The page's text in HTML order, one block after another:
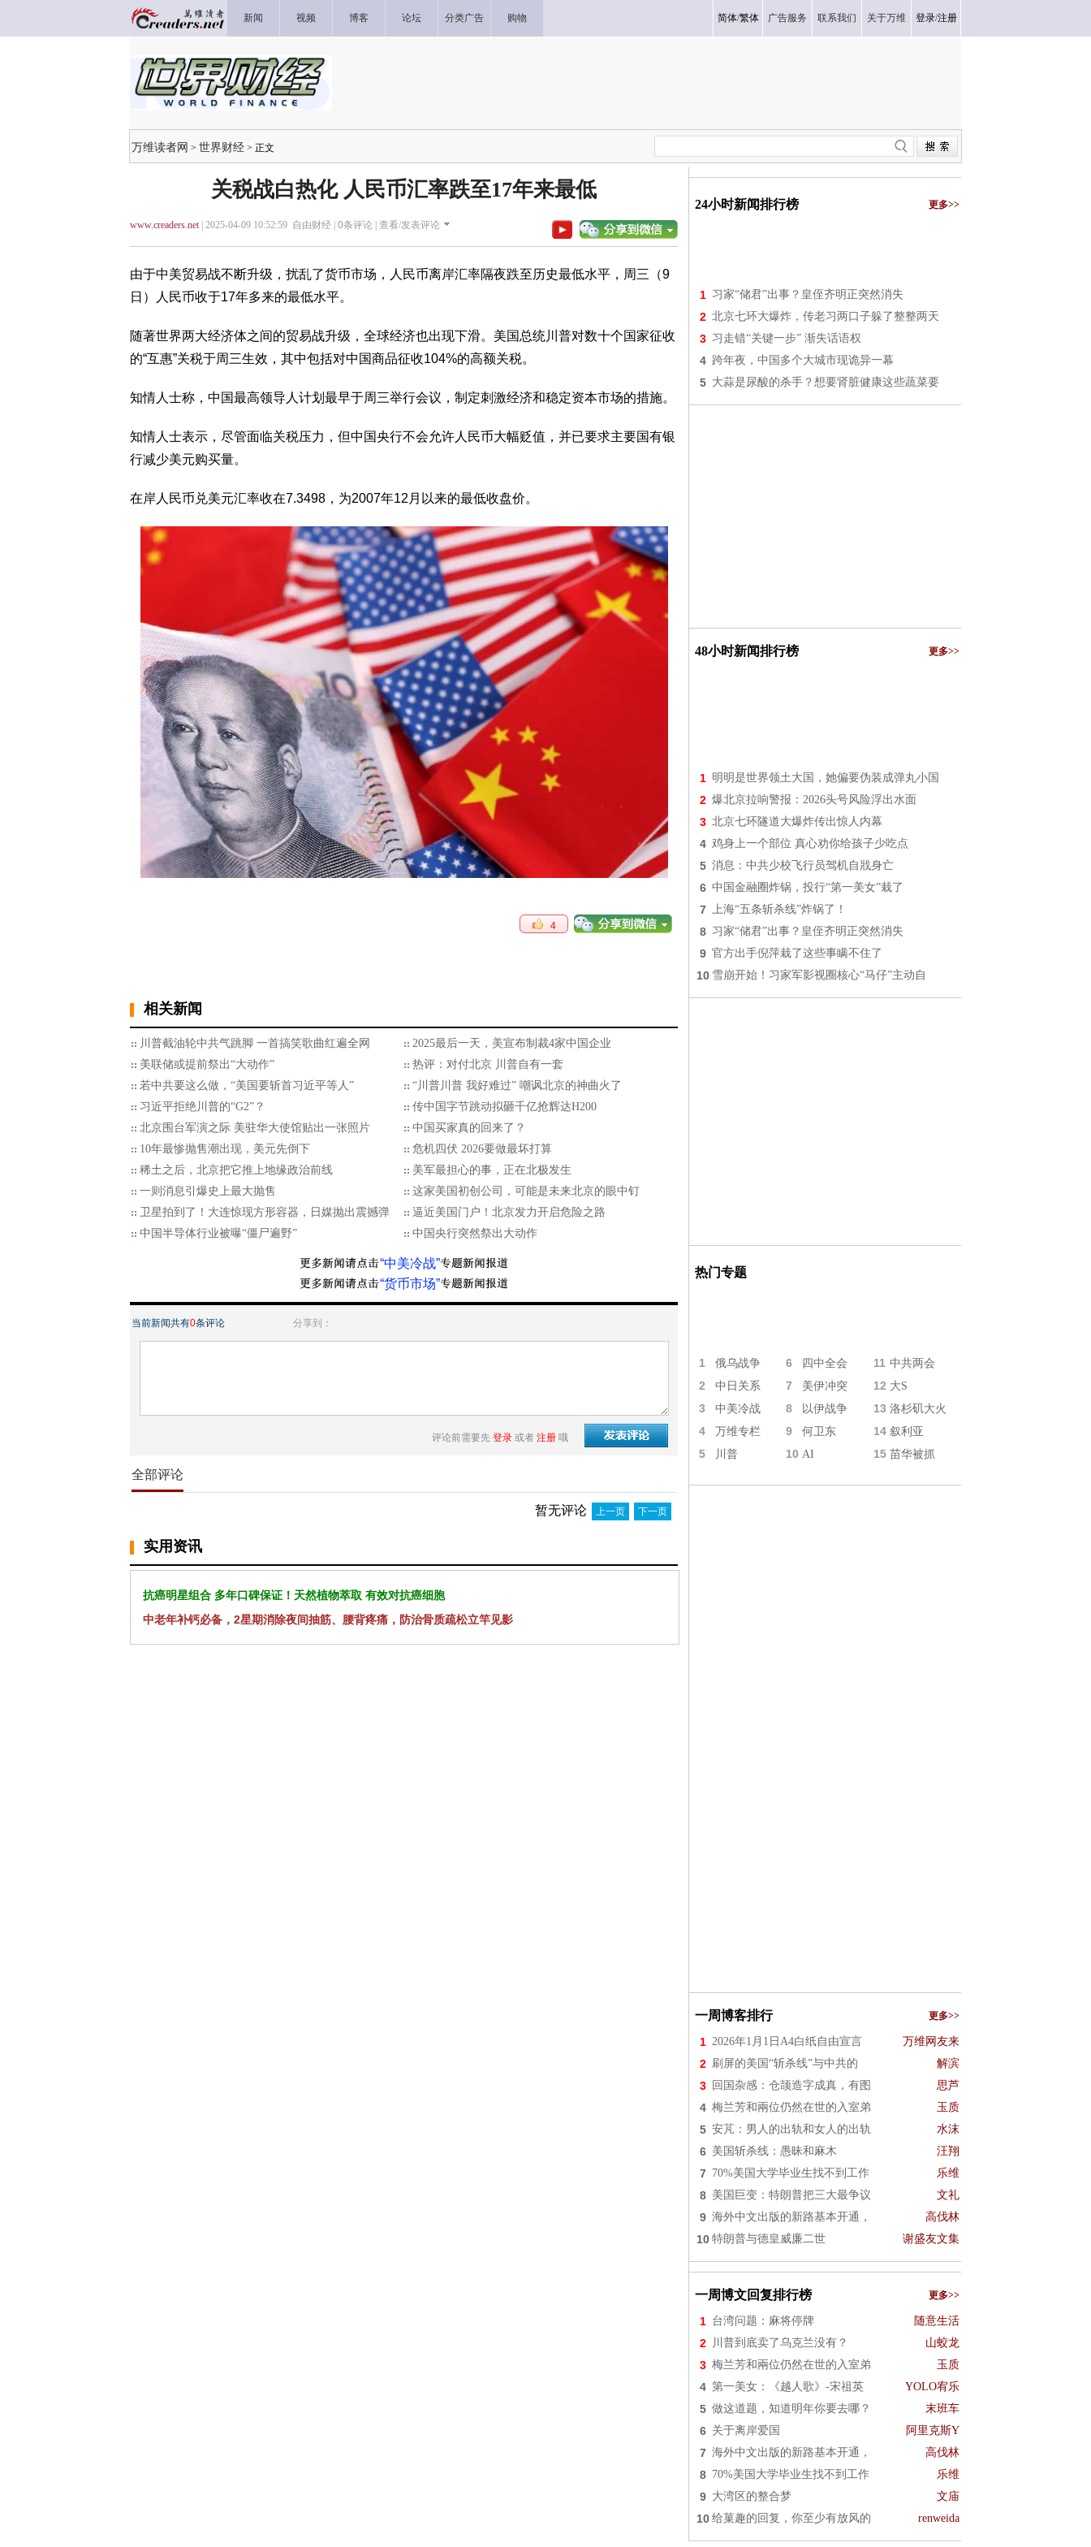
新闻 视频 博客 论坛 分类广告 购物 简体/繁体 广告服务 联系我们 关于万维 登录/注册
万维读者网 > 世界财经 > 正文
关税战白热化 人民币汇率跌至17年来最低
www.creaders.net| 2025-04-09 10:52:59 自由财经 | 0条评论 | 查看/发表评论
由于中美贸易战不断升级，扰乱了货币市场，人民币离岸汇率隔夜跌至历史最低水平，周三（9
日）人民币收于17年多来的最低水平。
随著世界两大经济体之间的贸易战升级，全球经济也出现下滑。美国总统川普对数十个国家征收
的“互惠”关税于周三生效，其中包括对中国商品征收104%的高额关税。
知情人士称，中国最高领导人计划最早于周三举行会议，制定刺激经济和稳定资本市场的措施。
知情人士表示，尽管面临关税压力，但中国央行不会允许人民币大幅贬值，并已要求主要国有银
行减少美元购买量。
在岸人民币兑美元汇率收在7.3498，为2007年12月以来的最低收盘价。
4
相关新闻
川普截油轮中共气跳脚 一首搞笑歌曲红遍全网
2025最后一天，美宣布制裁4家中国企业
美联储或提前祭出“大动作”
热评：对付北京 川普自有一套
若中共要这么做，“美国要斩首习近平等人”
“川普川普 我好难过” 嘲讽北京的神曲火了
习近平拒绝川普的“G2”？
传中国字节跳动拟砸千亿抢辉达H200
北京围台军演之际 美驻华大使馆贴出一张照片
中国买家真的回来了？
10年最惨抛售潮出现，美元先倒下
危机四伏 2026要做最坏打算
稀土之后，北京把它推上地缘政治前线
美军最担心的事，正在北极发生
一则消息引爆史上最大抛售
这家美国初创公司，可能是未来北京的眼中钉
卫星拍到了！大连惊现方形容器，日媒抛出震撼弹
逼近美国门户！北京发力开启危险之路
中国半导体行业被曝“僵尸遍野”
中国央行突然祭出大动作
“中美冷战”
“货币市场”
当前新闻共有0条评论 分享到：
评论前需要先 登录 或者 注册 哦
全部评论
暂无评论 上一页 下一页
实用资讯
抗癌明星组合 多年口碑保证！天然植物萃取 有效对抗癌细胞
中老年补钙必备，2星期消除夜间抽筋、腰背疼痛，防治骨质疏松立竿见影
24小时新闻排行榜 更多>>
1 习家“储君”出事？皇侄齐明正突然消失
2 北京七环大爆炸，传老习两口子躲了整整两天
3 习走错“关键一步” 渐失话语权
4 跨年夜，中国多个大城市现诡异一幕
5 大蒜是尿酸的杀手？想要肾脏健康这些蔬菜要
48小时新闻排行榜 更多>>
1 明明是世界领土大国，她偏要伪装成弹丸小国
2 爆北京拉响警报：2026头号风险浮出水面
3 北京七环隧道大爆炸传出惊人内幕
4 鸡身上一个部位 真心劝你给孩子少吃点
5 消息：中共少校飞行员驾机自戕身亡
6 中国金融圈炸锅，投行“第一美女”栽了
7 上海“五条斩杀线”炸锅了！
8 习家“储君”出事？皇侄齐明正突然消失
9 官方出手倪萍栽了这些事瞒不住了
10 雪崩开始！习家军影视圈核心“马仔”主动自
热门专题
1 俄乌战争 6 四中全会 11 中共两会
2 中日关系 7 美伊冲突 12 大S
3 中美冷战 8 以伊战争 13 洛杉矶大火
4 万维专栏 9 何卫东 14 叙利亚
5 川普 10 AI 15 苗华被抓
一周博客排行 更多>>
1 2026年1月1日A4白纸自由宣言 万维网友来
2 刷屏的美国“斩杀线”与中共的 解滨
3 回国杂感：仓颉造字成真，有图 思芦
4 梅兰芳和兩位仍然在世的入室弟 玉质
5 安芃：男人的出轨和女人的出轨 水沫
6 美国斩杀线：愚昧和麻木 汪翔
7 70%美国大学毕业生找不到工作 乐维
8 美国巨变：特朗普把三大最争议 文礼
9 海外中文出版的新路基本开通， 高伐林
10 特朗普与德皇威廉二世 谢盛友文集
一周博文回复排行榜 更多>>
1 台湾问题：麻将停牌 随意生活
2 川普到底卖了乌克兰没有？ 山蛟龙
3 梅兰芳和兩位仍然在世的入室弟 玉质
4 第一美女：《越人歌》-宋祖英 YOLO宥乐
5 做这道题，知道明年你要去哪？ 末班车
6 关于离岸爱国 阿里克斯Y
7 海外中文出版的新路基本开通， 高伐林
8 70%美国大学毕业生找不到工作 乐维
9 大湾区的整合梦 文庙
10 给菓趣的回复，你至少有放风的 renweida